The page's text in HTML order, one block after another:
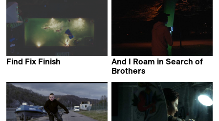
Lucia Martinez
Find Fix Finish
And I Roam in Search of
Brothers